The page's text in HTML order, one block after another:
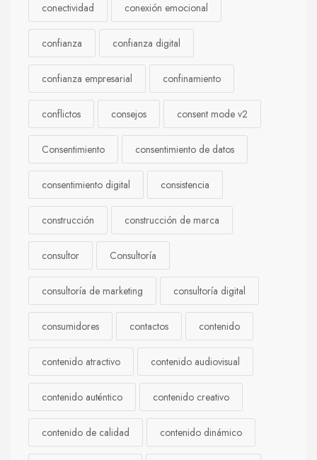
conectividad conexión emocional
confianza confianza digital
confianza empresarial confinamiento
conflictos consejos consent mode v2
Consentimiento consentimiento de datos
consentimiento digital consistencia
construcción construcción de marca
consultor Consultoría
consultoría de marketing consultoría digital
consumidores contactos contenido
contenido atractivo contenido audiovisual
contenido auténtico contenido creativo
contenido de calidad contenido dinámico